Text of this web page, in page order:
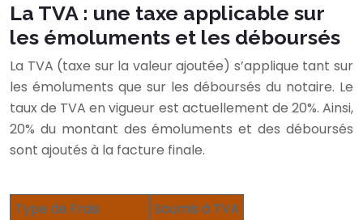
La TVA : une taxe applicable sur
les émoluments et les déboursés
La TVA (taxe sur la valeur ajoutée) s’applique tant sur
les émoluments que sur les déboursés du notaire. Le
taux de TVA en vigueur est actuellement de 20%. Ainsi,
20% du montant des émoluments et des déboursés
sont ajoutés à la facture finale.
Type de Frais
Soumis à TVA